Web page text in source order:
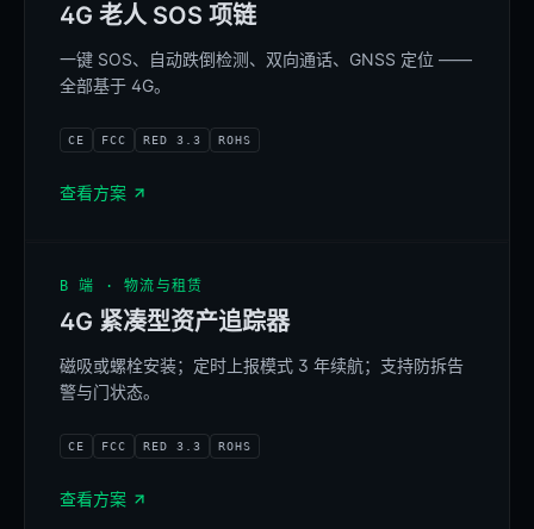
SOS
4G 老人 SOS 项链
一键 SOS、自动跌倒检测、双向通话、GNSS 定位 ——
全部基于 4G。
CE FCC RED 3.3 ROHS
查看方案
BELINKAGE
AT-200 · Cat.1 bis
B 端 · 物流与租赁
4G 紧凑型资产追踪器
磁吸或螺栓安装；定时上报模式 3 年续航；支持防拆告
警与门状态。
CE FCC RED 3.3 ROHS
查看方案